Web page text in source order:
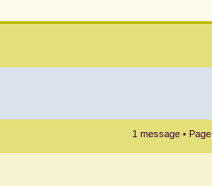
1 message • Page